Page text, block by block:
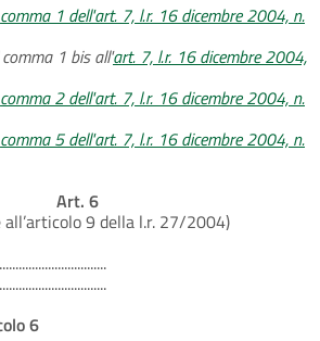
comma 1 dell'art. 7, l.r. 16 dicembre 2004, n.
1 bis all'art. 7, l.r. 16 dicembre 2004,
comma 2 dell'art. 7, l.r. 16 dicembre 2004, n.
comma 5 dell'art. 7, l.r. 16 dicembre 2004, n.
Art. 6
9 della l.r. 27/2004)
6